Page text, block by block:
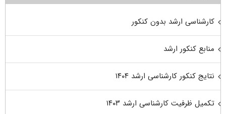
کارشناسی ارشد بدون کنکور
منابع کنکور ارشد
نتایج کنکور کارشناسی ارشد ۱۴۰۴
تکمیل ظرفیت کارشناسی ارشد ۱۴۰۳